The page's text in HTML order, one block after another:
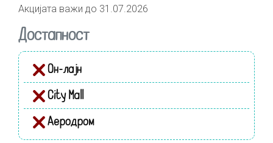
Акцијата важи до 31.07.2026
Достапност
Он-лајн
City Mall
Аеродром